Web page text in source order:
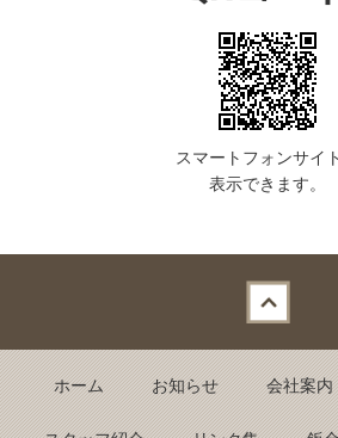
スマートフォンサイ
表示できます。
ホーム お知らせ 会社案内